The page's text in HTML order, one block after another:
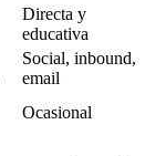
Directa y
educativa
Social, inbound,
email
Ocasional